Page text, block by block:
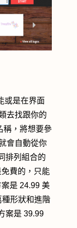
或是在界面
去找跟你的
稱，將想要參
會自動從你
排列組合的
費的，只能
是 24.99 美
形狀和進階
案是 39.99